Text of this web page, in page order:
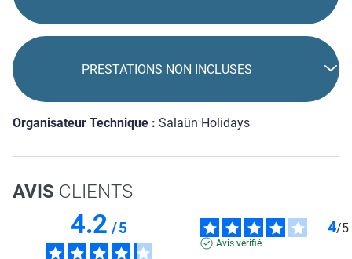
PRESTATIONS NON INCLUSES
Organisateur Technique : Salaün Holidays
AVIS CLIENTS
4.2/5 4/5
Avis vérifié